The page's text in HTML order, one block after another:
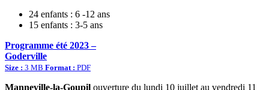
24 enfants : 6 -12 ans
15 enfants : 3-5 ans
Programme été 2023 –
Goderville
Size : 3 MB Format : PDF
Manneville-la-Goupil ouverture du lundi 10 juillet au vendredi 11